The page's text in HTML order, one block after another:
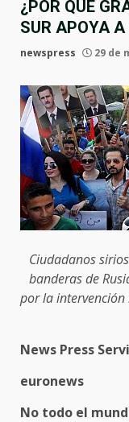
¿POR QUÉ
SUR APOYA
newspress 29 de
Ciudadanos
banderas de
por la intervención
News Press
euronews
No todo el